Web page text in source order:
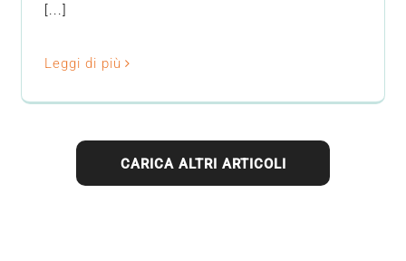
[...]
Leggi di più
CARICA ALTRI ARTICOLI